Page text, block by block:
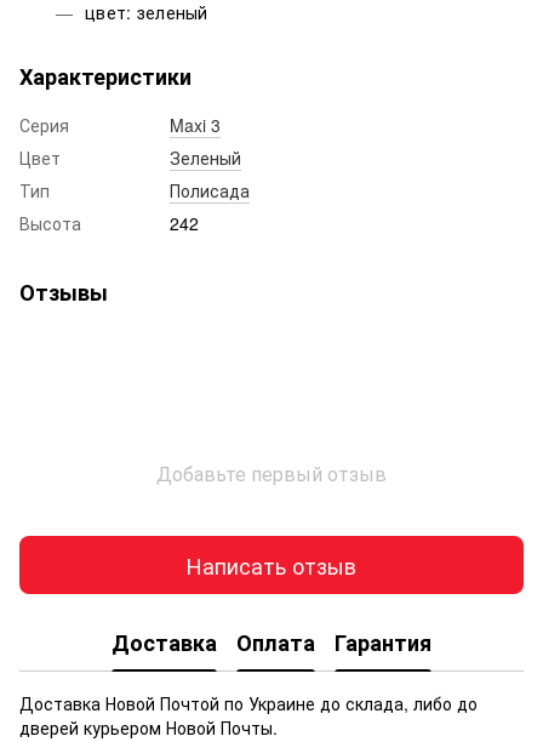
цвет: зеленый
Характеристики
Серия
Maxi 3
Цвет
Зеленый
Тип
Полисада
Высота
242
Отзывы
Добавьте первый отзыв
Написать отзыв
Доставка Оплата Гарантия
Доставка Новой Почтой по Украине до склада, либо до
дверей курьером Новой Почты.